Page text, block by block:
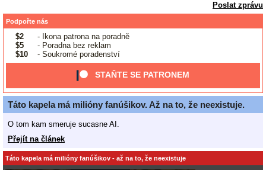
Poslat zprávu
Podpořte nás
$2
- Ikona patrona na poradně
$5
- Poradna bez reklam
$10
- Soukromé poradenství
STAŇTE SE PATRONEM
Táto kapela má milióny fanúšikov. Až na to, že neexistuje.
O tom kam smeruje sucasne AI.
Přejít na článek
Táto kapela má milióny fanúšikov - až na to, že neexistuje